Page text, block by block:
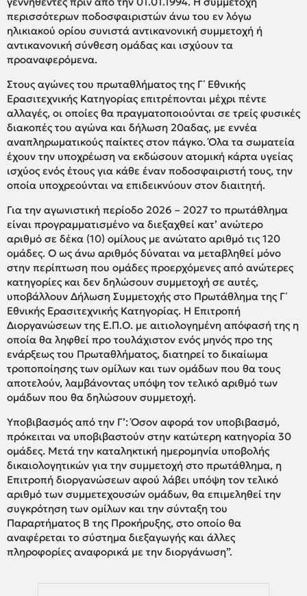
περισσότερων ποδοσφαιριστών άνω του εν λόγω
ηλικιακού ορίου συνιστά αντικανονική συμμετοχή ή
αντικανονική σύνθεση ομάδας και ισχύουν τα
προαναφερόμενα.
Στους αγώνες του πρωταθλήματος της Γ΄ Εθνικής
Ερασιτεχνικής Κατηγορίας επιτρέπονται μέχρι πέντε
αλλαγές, οι οποίες θα πραγματοποιούνται σε τρείς φυσικές
διακοπές του αγώνα και δήλωση 20αδας, με εννέα
αναπληρωματικούς παίκτες στον πάγκο. Όλα τα σωματεία
έχουν την υποχρέωση να εκδώσουν ατομική κάρτα υγείας
ισχύος ενός έτους για κάθε έναν ποδοσφαιριστή τους, την
οποία υποχρεούνται να επιδεικνύουν στον διαιτητή.
Για την αγωνιστική περίοδο 2026 – 2027 το πρωτάθλημα
είναι προγραμματισμένο να διεξαχθεί κατ’ ανώτερο
αριθμό σε δέκα (10) ομίλους με ανώτατο αριθμό τις 120
ομάδες. Ο ως άνω αριθμός δύναται να μεταβληθεί μόνο
στην περίπτωση που ομάδες προερχόμενες από ανώτερες
κατηγορίες και δεν δηλώσουν συμμετοχή σε αυτές,
υποβάλλουν Δήλωση Συμμετοχής στο Πρωτάθλημα της Γ΄
Εθνικής Ερασιτεχνικής Κατηγορίας. Η Επιτροπή
Διοργανώσεων της Ε.Π.Ο. με αιτιολογημένη απόφασή της η
οποία θα ληφθεί προ τουλάχιστον ενός μηνός προ της
ενάρξεως του Πρωταθλήματος, διατηρεί το δικαίωμα
τροποποίησης των ομίλων και των ομάδων που θα τους
αποτελούν, λαμβάνοντας υπόψη τον τελικό αριθμό των
ομάδων που θα δηλώσουν συμμετοχή.
Υποβιβασμός από την Γ’: Όσον αφορά τον υποβιβασμό,
πρόκειται να υποβιβαστούν στην κατώτερη κατηγορία 30
ομάδες. Μετά την καταληκτική ημερομηνία υποβολής
δικαιολογητικών για την συμμετοχή στο πρωτάθλημα, η
Επιτροπή διοργανώσεων αφού λάβει υπόψη τον τελικό
αριθμό των συμμετεχουσών ομάδων, θα επιμεληθεί την
συγκρότηση των ομίλων και την σύνταξη του
Παραρτήματος Β της Προκήρυξης, στο οποίο θα
αναφέρεται το σύστημα διεξαγωγής και άλλες
πληροφορίες αναφορικά με την διοργάνωση”.